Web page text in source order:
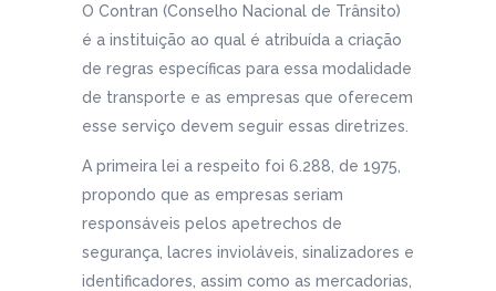
O Contran (Conselho Nacional de Trânsito)
é a instituição ao qual é atribuída a criação
de regras específicas para essa modalidade
de transporte e as empresas que oferecem
esse serviço devem seguir essas diretrizes.
A primeira lei a respeito foi 6.288, de 1975,
propondo que as empresas seriam
responsáveis pelos apetrechos de
segurança, lacres invioláveis, sinalizadores e
identificadores, assim como as mercadorias,